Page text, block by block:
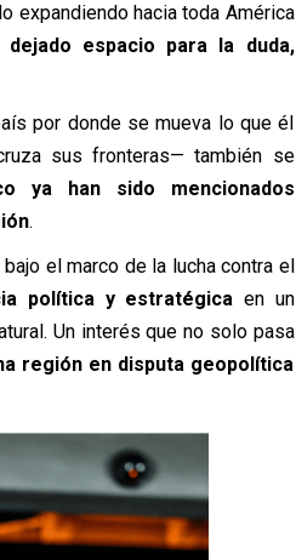
expandiendo hacia toda América
espacio para la duda,
por donde se mueva lo que él
sus fronteras— también se
ya han sido mencionados
.
el marco de la lucha contra el
política y estratégica en un
Un interés que no solo pasa
región en disputa geopolítica